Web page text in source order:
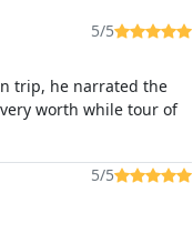
5/5
trip, he narrated the
worth while tour of
5/5